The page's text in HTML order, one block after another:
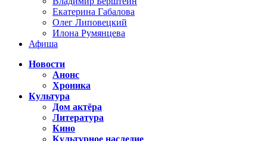
Екатерина Габалова
Олег Липовецкий
Илона Румянцева
Афиша
Новости
Анонс
Хроника
Культура
Дом актёра
Литература
Кино